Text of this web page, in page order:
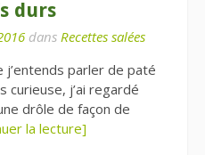
durs
dans Recettes salées
j’entends parler de paté
curieuse, j’ai regardé
drôle de façon de
la lecture]